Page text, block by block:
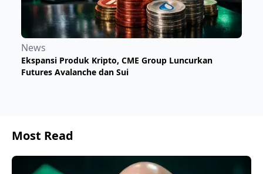
News
Ekspansi Produk Kripto, CME Group Luncurkan
Futures Avalanche dan Sui
Most Read